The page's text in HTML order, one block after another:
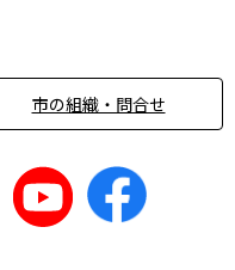
市の組織・問合せ